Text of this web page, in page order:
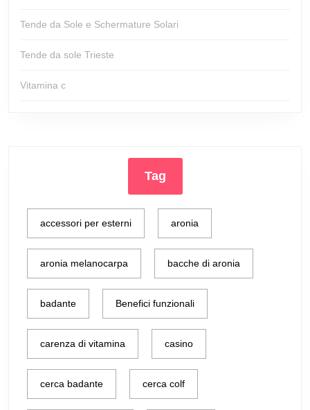
Tende da Sole e Schermature Solari
Tende da sole Trieste
Vitamina c
Tag
accessori per esterni aronia
aronia melanocarpa bacche di aronia
badante Benefici funzionali
carenza di vitamina casino
cerca badante cerca colf